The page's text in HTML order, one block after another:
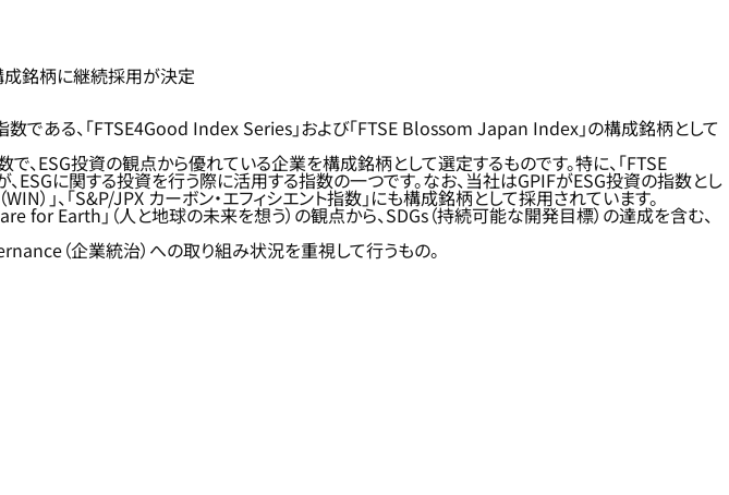
成銘柄に継続採用が決定
である、「FTSE4Good Index Series」および「FTSE Blossom Japan Index」の構成銘柄として
ESG投資の観点から優れている企業を構成銘柄として選定するものです。特に、「FTSE
に関する投資を行う際に活用する指数の一つです。なお、当社はGPIFがESG投資の指数とし
）」、「S&P/JPX カーボン・エフィシエント指数」にも構成銘柄として採用されています。
Earth」（人と地球の未来を想う）の観点から、SDGs（持続可能な開発目標）の達成を含む、
（企業統治）への取り組み状況を重視して行うもの。